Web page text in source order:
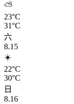
⛅
23°C
31°C
六
8.15
☀️
22°C
30°C
日
8.16